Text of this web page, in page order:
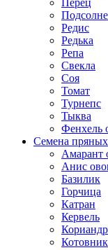
Перец
Редис
Редька
Репа
Свекла
Соя
Томат
Турнепс
Тыква
Фенхель
Семена
Амарант
Анис
Базилик
Горчица
Катран
Кервель
Котовник